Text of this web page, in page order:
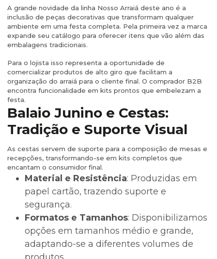
A grande novidade da linha Nosso Arraiá deste ano é a
inclusão de peças decorativas que transformam qualquer
ambiente em uma festa completa. Pela primeira vez a marca
expande seu catálogo para oferecer itens que vão além das
embalagens tradicionais.
Para o lojista isso representa a oportunidade de
comercializar produtos de alto giro que facilitam a
organização do arraiá para o cliente final. O comprador B2B
encontra funcionalidade em kits prontos que embelezam a
festa.
Balaio Junino e Cestas:
Tradição e Suporte Visual
As cestas servem de suporte para a composição de mesas e
recepções, transformando-se em kits completos que
encantam o consumidor final.
Material e Resistência: Produzidas em
papel cartão, trazendo suporte e
segurança.
Formatos e Tamanhos: Disponibilizamos
opções em tamanhos médio e grande,
adaptando-se a diferentes volumes de